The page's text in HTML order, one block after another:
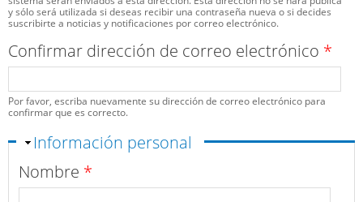
y sólo será utilizada si deseas recibir una contraseña nueva o si decides
suscribirte a noticias y notificaciones por correo electrónico.
Confirmar dirección de correo electrónico *
Por favor, escriba nuevamente su dirección de correo electrónico para
confirmar que es correcto.
Ocultar
Información personal
Nombre *